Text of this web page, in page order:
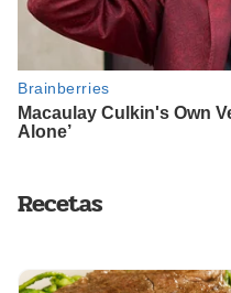
Recetas